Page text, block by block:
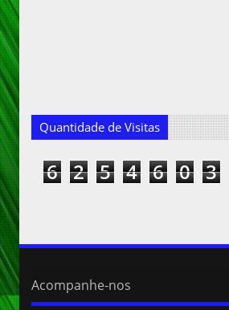
Quantidade de Visitas
6 2 5 4 6 0 3
Acompanhe-nos